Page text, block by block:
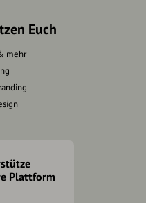
Euch
mehr
Plattform